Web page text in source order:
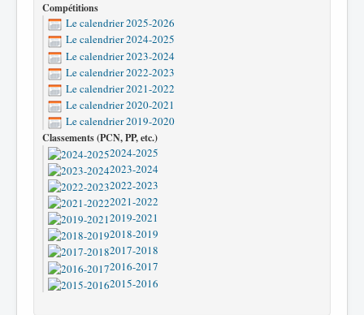
Compétitions
Le calendrier 2025-2026
Le calendrier 2024-2025
Le calendrier 2023-2024
Le calendrier 2022-2023
Le calendrier 2021-2022
Le calendrier 2020-2021
Le calendrier 2019-2020
Classements (PCN, PP, etc.)
2024-2025
2023-2024
2022-2023
2021-2022
2019-2021
2018-2019
2017-2018
2016-2017
2015-2016